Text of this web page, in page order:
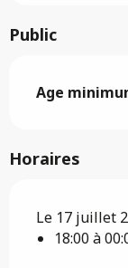
Public
Age
Horaires
Le 17 juillet
18:00 à